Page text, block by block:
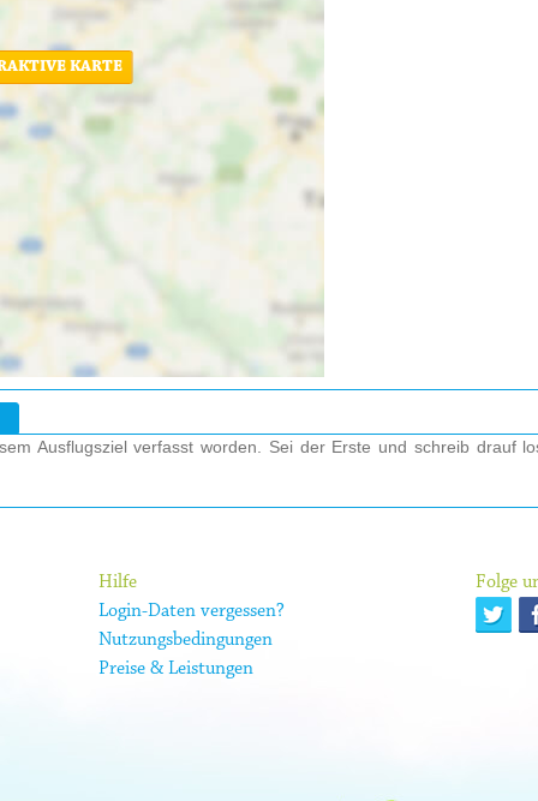
Geräusch aufgewachsen und vertraut.
Gassen von Oschatz entlang der Döllnitz,
20-minütiger Fahrt verlässt die
und taucht in die Wiesen- und
Deutschlands. Dort angekommen, bleibt
Bahnhof ein wenig näher zu erkunden. Im
Spur, mit dem Ziel Glossen, wieder in
Fahrtagen in die historische
und Zukunft.
und Veranstaltungen genießen die
die Halloweenfahrten am 31.Oktober
Fahrgäste aus nah und fern an. Beim
Interessierte einen informativen Blick
Mügelner Weihnachtsmarkt eröffnen die
und Fahrten durch die hoffentlich
aus.
KARTE
Ausflugsziel verfasst worden. Sei der Erste und schreib drauf
Hilfe
Login-Daten vergessen?
Nutzungsbedingungen
Preise & Leistungen
Folge